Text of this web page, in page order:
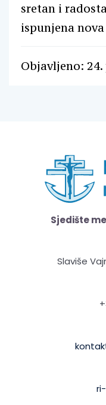
sretan i
ispunjena
Objavljeno:
Sjedište
Slaviše